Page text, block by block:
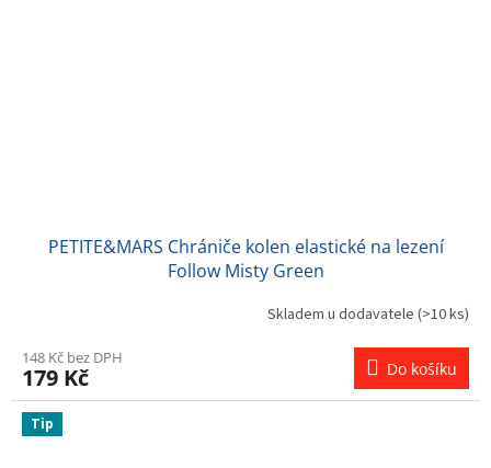
PETITE&MARS Chrániče kolen elastické na lezení
Follow Misty Green
Skladem u dodavatele (>10 ks)
148 Kč bez DPH
179 Kč Do košíku
Tip